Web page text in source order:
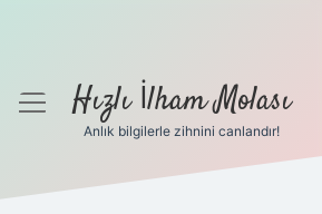
menüyüHızlı İlham Molası
Anlık bilgilerle zihnini canlandır!